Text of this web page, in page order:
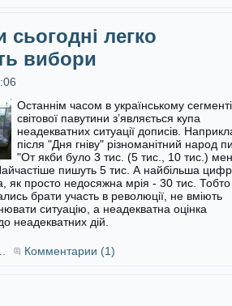
сьогодні легко
вибори
Останнім часом в українському сегменті
світової павутини з’являється купа
неадекватних ситуації дописів.
після "Дня гніву" різноманітний народ
"От якби було 3 тис. (5 тис., 10 тис.)
пишуть 5 тис. А найбільша
як просто недосяжна мрія - 30 тис. Тобто
брати участь в революції, не вміють
ситуацію, а неадекватна оцінка
неадекватних дій.
Комментарии (1)